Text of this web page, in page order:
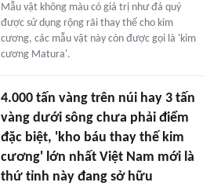
Mẫu vật không màu có giá trị như đá quý
được sử dụng rộng rãi thay thế cho kim
cương, các mẫu vật này còn được gọi là 'kim
cương Matura'.
4.000 tấn vàng trên núi hay 3 tấn
vàng dưới sông chưa phải điểm
đặc biệt, 'kho báu thay thế kim
cương' lớn nhất Việt Nam mới là
thứ tỉnh này đang sở hữu